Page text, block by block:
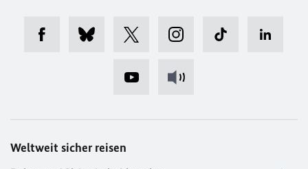
Weltweit sicher reisen